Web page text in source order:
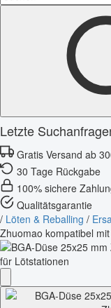
Letzte
Gratis Versand ab
30 Tage Rückgabe
100% sichere
Qualitätsgarantie
/ Löten & Reballing /
Zhuomao kompatibel